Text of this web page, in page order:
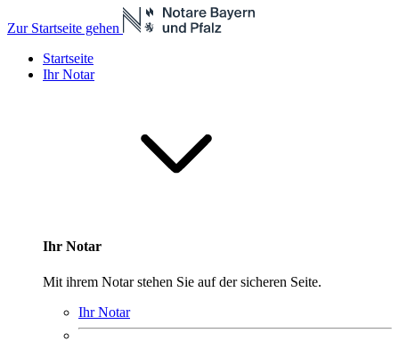
Zur Startseite gehen
Startseite
Ihr Notar
Ihr Notar
Mit ihrem Notar stehen Sie auf der sicheren Seite.
Ihr Notar